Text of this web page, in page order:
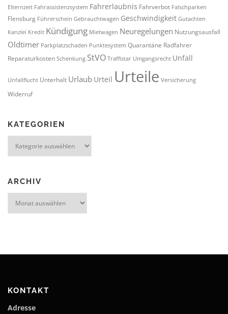
Elternzeit Fahrassistenzsystem Fahrerlaubnis Fahrverbot Falschparken
Flensburg Führerschein Gebrauchtwagen Geschwindigkeit Gutachten
Kanzlei Kredit Kündigung Mietwagen Neuregelungen Nutzungsausfall
Oldtimer Parkplatzschaden Punktesystem Quarantäne Radfahrer
Reparaturkosten Schenkung StVO Traffistar Umgangsrecht Unfall
Unfallflucht Unterhalt Urlaub Urteil Urteile Versicherung
Widerruf
KATEGORIEN
ARCHIV
KONTAKT
Adresse